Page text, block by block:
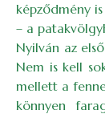
képződmény
– a
Nyilván az
Nem is kell
mellett a
könnyen